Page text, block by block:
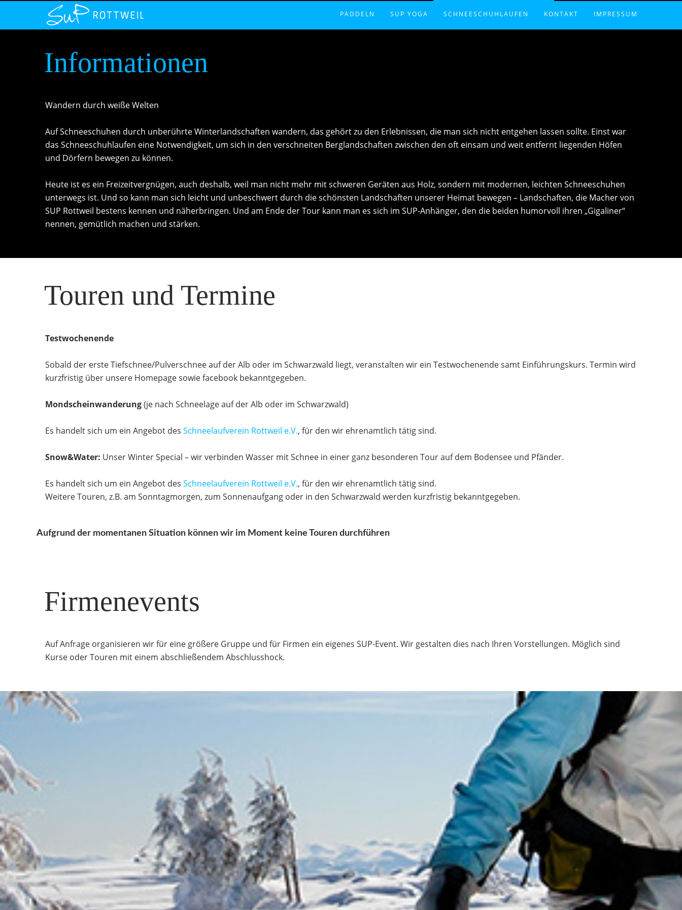
PADDELN
SUP-VERLEIH
SUP YOGA SCHNEESCHUHLAUFEN KONTAKT IMPRESSUM
Informationen
Wandern durch weiße Welten
Auf Schneeschuhen durch unberührte Winterlandschaften wandern, das gehört zu den Erlebnissen, die man sich nicht entgehen lassen sollte. Einst war
das Schneeschuhlaufen eine Notwendigkeit, um sich in den verschneiten Berglandschaften zwischen den oft einsam und weit entfernt liegenden Höfen
und Dörfern bewegen zu können.
Heute ist es ein Freizeitvergnügen, auch deshalb, weil man nicht mehr mit schweren Geräten aus Holz, sondern mit modernen, leichten Schneeschuhen
unterwegs ist. Und so kann man sich leicht und unbeschwert durch die schönsten Landschaften unserer Heimat bewegen – Landschaften, die Macher von
SUP Rottweil bestens kennen und näherbringen. Und am Ende der Tour kann man es sich im SUP-Anhänger, den die beiden humorvoll ihren „Gigaliner“
nennen, gemütlich machen und stärken.
Touren und Termine
Testwochenende
Sobald der erste Tiefschnee/Pulverschnee auf der Alb oder im Schwarzwald liegt, veranstalten wir ein Testwochenende samt Einführungskurs. Termin wird
kurzfristig über unsere Homepage sowie facebook bekanntgegeben.
Mondscheinwanderung(je nach Schneelage auf der Alb oder im Schwarzwald)
Es handelt sich um ein Angebot des Schneelaufverein Rottweil e.V., für den wir ehrenamtlich tätig sind.
Snow&Water: Unser Winter Special – wir verbinden Wasser mit Schnee in einer ganz besonderen Tour auf dem Bodensee und Pfänder.
Es handelt sich um ein Angebot des Schneelaufverein Rottweil e.V., für den wir ehrenamtlich tätig sind.
Weitere Touren, z.B. am Sonntagmorgen, zum Sonnenaufgang oder in den Schwarzwald werden kurzfristig bekanntgegeben.
Aufgrund der momentanen Situation können wir im Moment keine Touren durchführen
Firmenevents
Auf Anfrage organisieren wir für eine größere Gruppe und für Firmen ein eigenes SUP-Event. Wir gestalten dies nach Ihren Vorstellungen. Möglich sind
Kurse oder Touren mit einem abschließendem Abschlusshock.